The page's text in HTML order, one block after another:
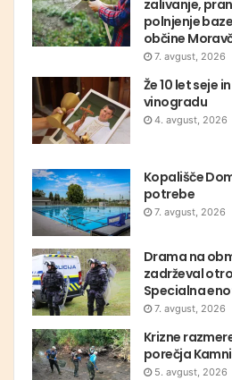
zalivanje,
polnjenje
občine
7. avgust, 2026
Že 10 let seje
vinogradu
4. avgust, 2026
Kopališče
potrebe
7. avgust, 2026
Drama na
zadrževal
Specialna
7. avgust, 2026
Krizne
porečja
5. avgust, 2026